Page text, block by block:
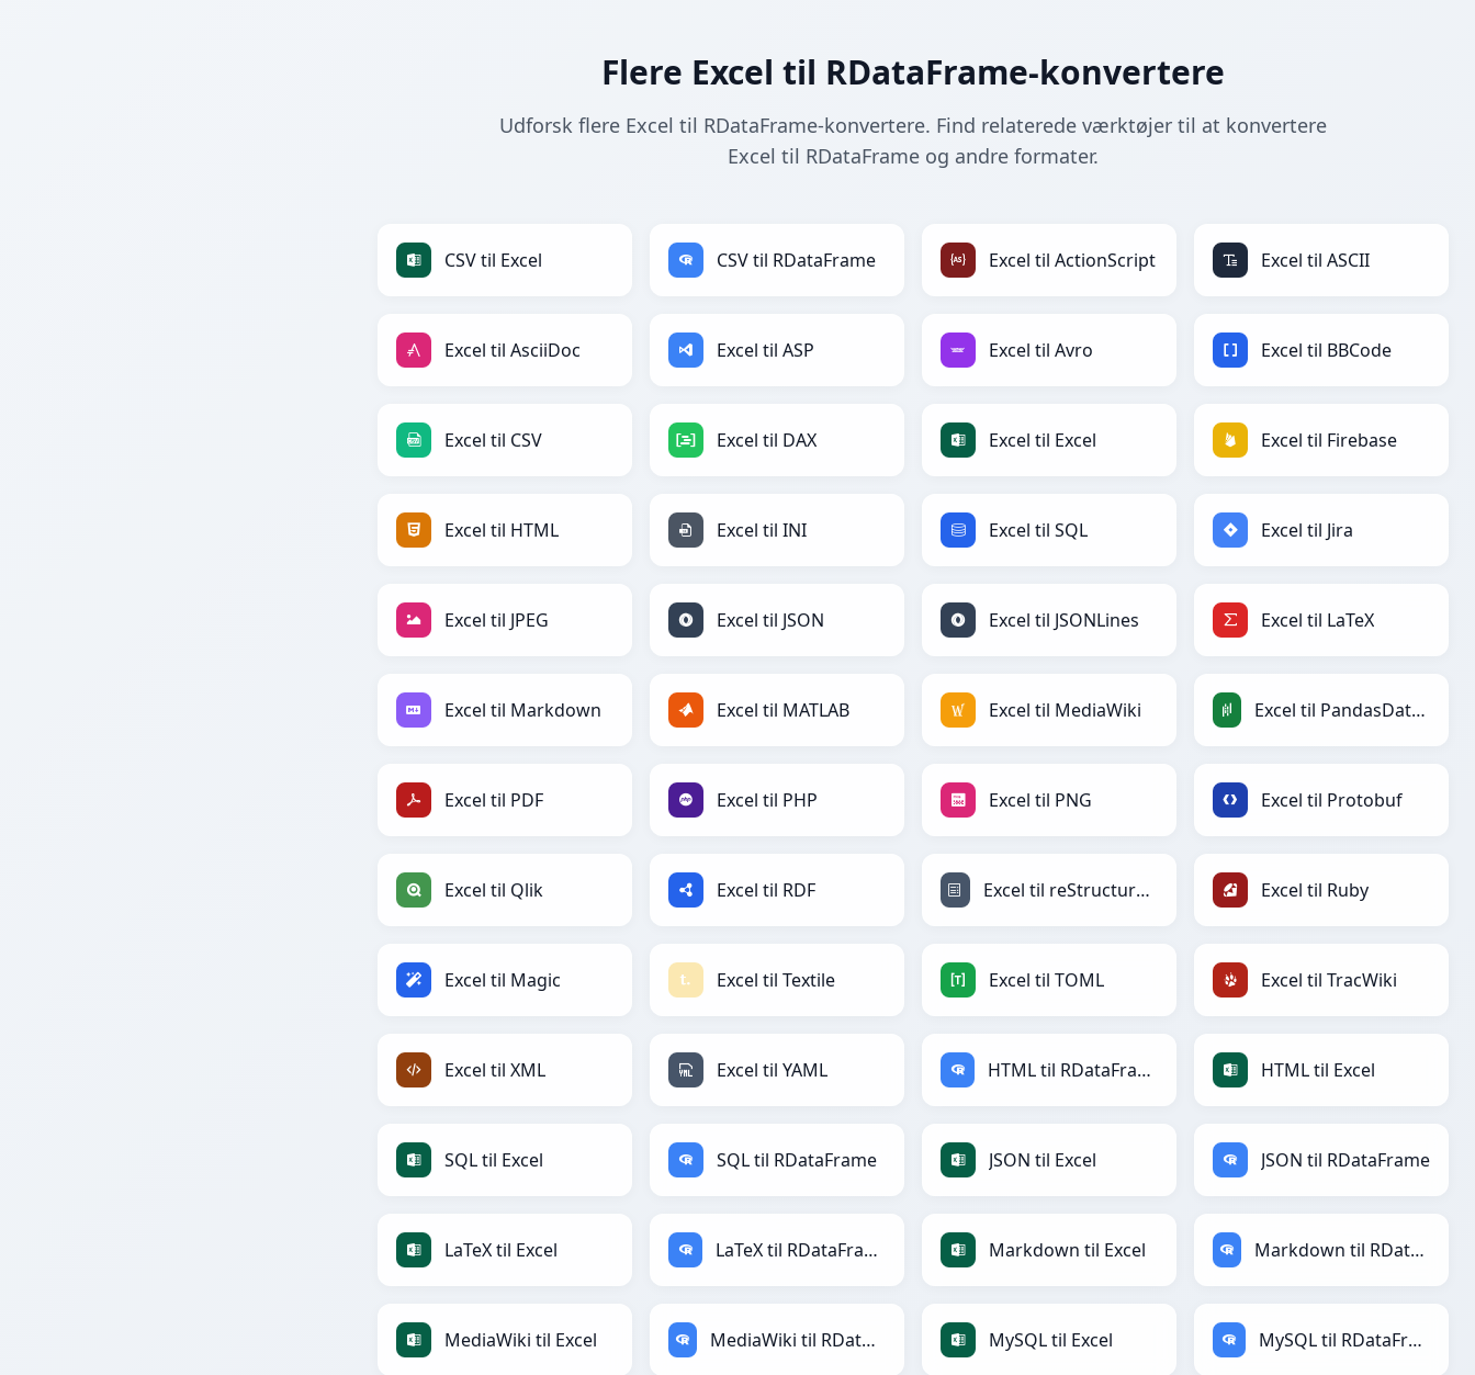
Flere Excel til RDataFrame-konvertere
Udforsk flere Excel til RDataFrame-konvertere. Find relaterede værktøjer til at konvertere
Excel til RDataFrame og andre formater.
CSV til Excel CSV til RDataFrame Excel til ActionScript Excel til ASCII
Excel til AsciiDoc Excel til ASP Excel til Avro Excel til BBCode
Excel til CSV Excel til DAX Excel til Excel Excel til Firebase
Excel til HTML Excel til INI Excel til SQL Excel til Jira
Excel til JPEG Excel til JSON Excel til JSONLines Excel til LaTeX
Excel til Markdown Excel til MATLAB Excel til MediaWiki Excel til PandasDataFrame
Excel til PDF Excel til PHP Excel til PNG Excel til Protobuf
Excel til Qlik Excel til RDF Excel til reStructuredText Excel til Ruby
Excel til Magic Excel til Textile Excel til TOML Excel til TracWiki
Excel til XML Excel til YAML HTML til RDataFrame HTML til Excel
SQL til Excel SQL til RDataFrame JSON til Excel JSON til RDataFrame
LaTeX til Excel LaTeX til RDataFrame Markdown til Excel Markdown til RDataFrame
MediaWiki til Excel MediaWiki til RDataFrame MySQL til Excel MySQL til RDataFrame